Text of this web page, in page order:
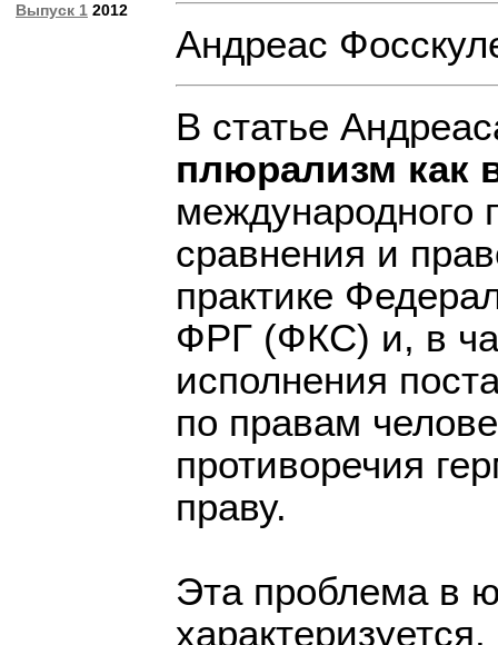
Выпуск 1 2012
Андреас
В статье
плюрализм как
международного
сравнения и
практике
ФРГ (ФКС) и, в
исполнения
по правам
противоречия
праву.
Эта проблема в